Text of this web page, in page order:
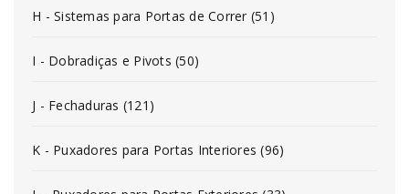
H - Sistemas para Portas de Correr (51)
I - Dobradiças e Pivots (50)
J - Fechaduras (121)
K - Puxadores para Portas Interiores (96)